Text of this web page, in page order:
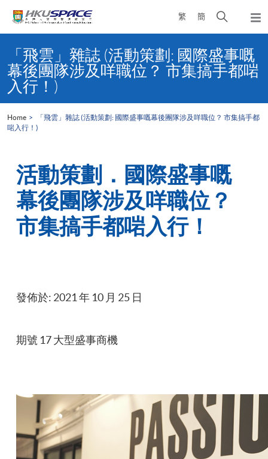
繁 簡
Open
search
panel
content
start「飛雲」雜誌 (活動策劃: 國際盛事嘅
幕後團隊涉及咩職位？ 市集搞手都啱
入行！)
Home
「飛雲」雜誌 (活動策劃: 國際盛事嘅幕後團隊涉及咩職位？ 市集搞手都
啱入行！)
活動策劃．國際盛事嘅
幕後團隊涉及咩職位？
市集搞手都啱入行！
發佈於: 2021 年 10 月 25 日
期號 17 大型盛事商機